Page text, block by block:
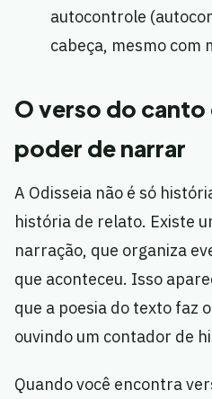
autocontrole
cabeça, mesmo com
O verso do canto
poder de narrar
A Odisseia não é só
história de relato. Existe
narração, que organiza
que aconteceu. Isso
que a poesia do texto faz
ouvindo um contador de
Quando você encontra